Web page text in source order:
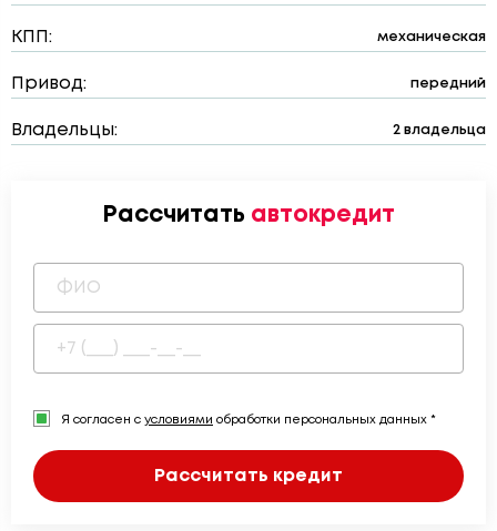
КПП: механическая
Привод: передний
Владельцы: 2 владельца
Рассчитать автокредит
Я согласен с условиями обработки персональных данных *
Рассчитать кредит